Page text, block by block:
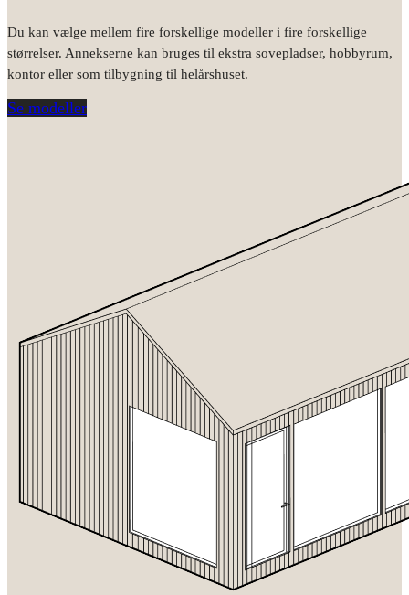
Du kan vælge mellem fire forskellige modeller i fire forskellige
størrelser. Annekserne kan bruges til ekstra sovepladser, hobbyrum,
kontor eller som tilbygning til helårshuset.
Se modeller